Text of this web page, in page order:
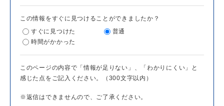
この情報をすぐに見つけることができましたか？
すぐに見つけた
普通
時間がかかった
このページの内容で「情報が足りない」、「わかりにくい」と
感じた点をご記入ください。（300文字以内）
※返信はできませんので、ご了承ください。